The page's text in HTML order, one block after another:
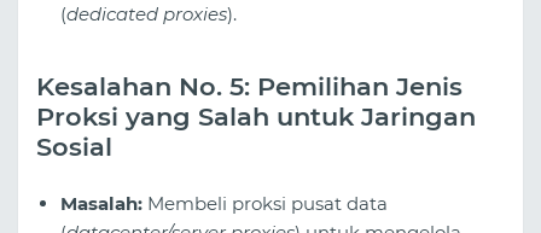
(dedicated proxies).
Kesalahan No. 5: Pemilihan Jenis
Proksi yang Salah untuk Jaringan
Sosial
Masalah: Membeli proksi pusat data